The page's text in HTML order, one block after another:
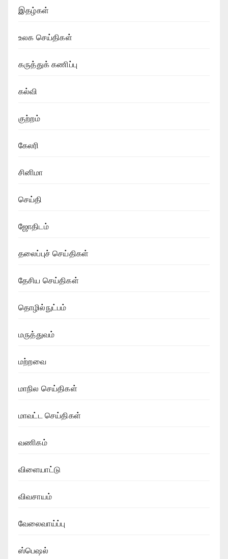
இதழ்கள்
உலக செய்திகள்
கருத்துக் கணிப்பு
கல்வி
குற்றம்
கேலரி
சினிமா
செய்தி
ஜோதிடம்
தலைப்புச் செய்திகள்
தேசிய செய்திகள்
தொழில்நுட்பம்
மருத்துவம்
மற்றவை
மாநில செய்திகள்
மாவட்ட செய்திகள்
வணிகம்
விளையாட்டு
விவசாயம்
வேலைவாய்ப்பு
ஸ்பெஷல்